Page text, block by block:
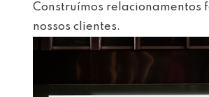
Construímos relacionamentos
nossos clientes.